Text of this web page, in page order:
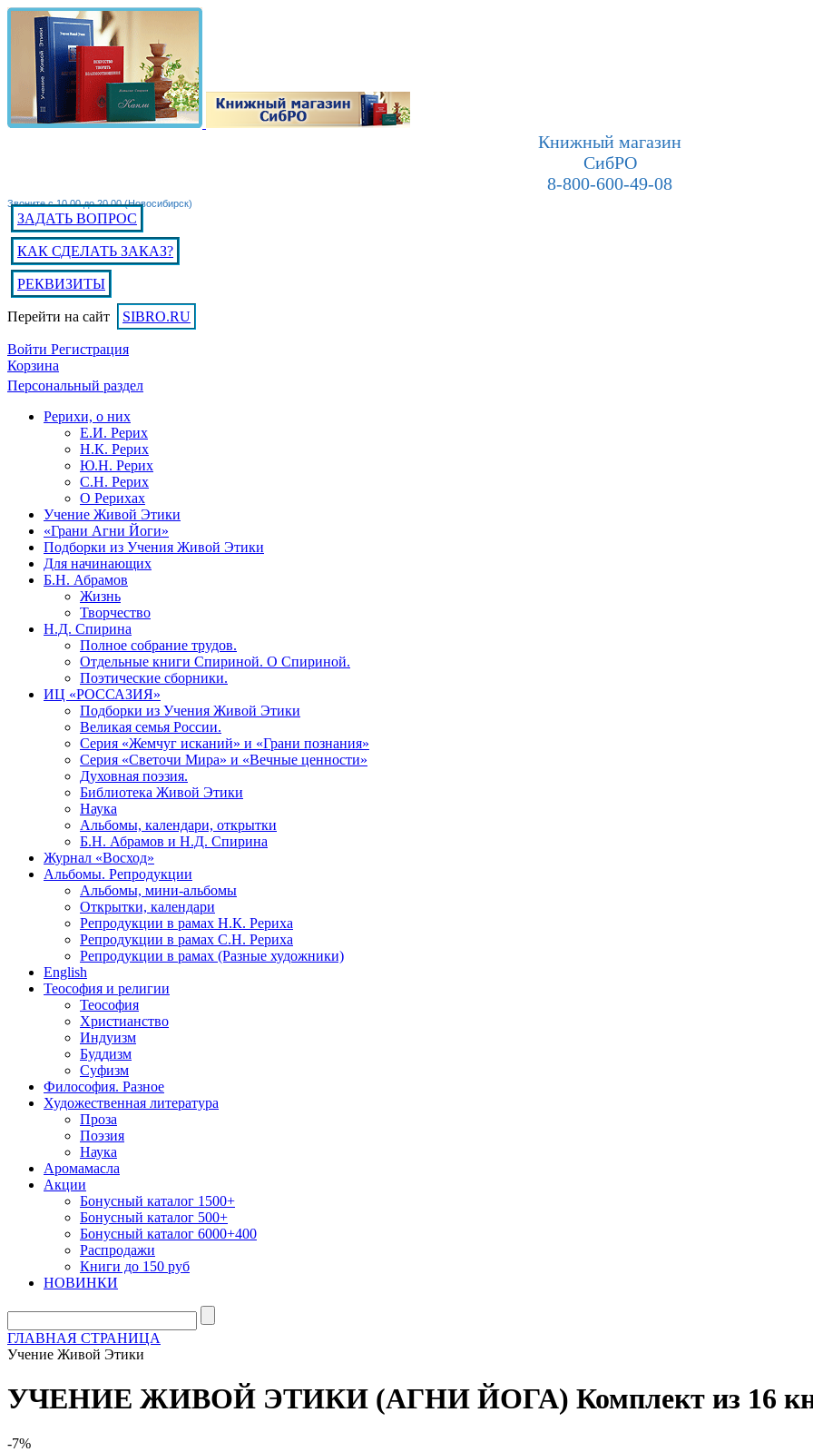
Книжный магазин
СибРО
8-800-600-49-08
Звоните с 10.00 до 20.00 (Новосибирск)
ЗАДАТЬ ВОПРОС
КАК СДЕЛАТЬ ЗАКАЗ?
РЕКВИЗИТЫ
Перейти на сайт SIBRO.RU
Войти Регистрация
Корзина
Персональный раздел
Рерихи, о них
Е.И. Рерих
Н.К. Рерих
Ю.Н. Рерих
С.Н. Рерих
О Рерихах
Учение Живой Этики
«Грани Агни Йоги»
Подборки из Учения Живой Этики
Для начинающих
Б.Н. Абрамов
Жизнь
Творчество
Н.Д. Спирина
Полное собрание трудов.
Отдельные книги Спириной. О Спириной.
Поэтические сборники.
ИЦ «РОССАЗИЯ»
Подборки из Учения Живой Этики
Великая семья России.
Серия «Жемчуг исканий» и «Грани познания»
Серия «Светочи Мира» и «Вечные ценности»
Духовная поэзия.
Библиотека Живой Этики
Наука
Альбомы, календари, открытки
Б.Н. Абрамов и Н.Д. Спирина
Журнал «Восход»
Альбомы. Репродукции
Альбомы, мини-альбомы
Открытки, календари
Репродукции в рамах Н.К. Рериха
Репродукции в рамах С.Н. Рериха
Репродукции в рамах (Разные художники)
English
Теософия и религии
Теософия
Христианство
Индуизм
Буддизм
Суфизм
Философия. Разное
Художественная литература
Проза
Поэзия
Наука
Аромамасла
Акции
Бонусный каталог 1500+
Бонусный каталог 500+
Бонусный каталог 6000+400
Распродажи
Книги до 150 руб
НОВИНКИ
ГЛАВНАЯ СТРАНИЦА
Учение Живой Этики
УЧЕНИЕ ЖИВОЙ ЭТИКИ (АГНИ ЙОГА) Комплект из 16
-7%